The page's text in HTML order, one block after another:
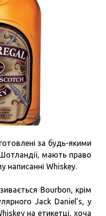
за будь-якими
мають право
написанні Whiskey.
Bourbon, крім
Jack Daniel’s, у
на етикетці, хоча